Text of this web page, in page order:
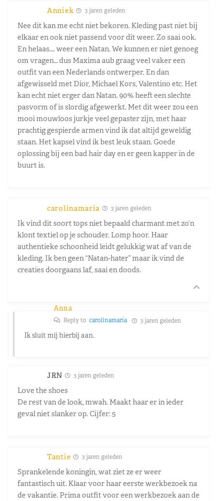
Anniek 3 jaren geleden
Nee dit kan me echt niet bekoren. Kleding past niet bij
elkaar en ook niet passend voor dit weer. Zo saai ook.
En helaas…. weer een Natan. We kunnen er niet genoeg
om vragen… dus Maxima aub graag veel vaker een
outfit van een Nederlands ontwerper. En dan
afgewisseld met Dior, Michael Kors, Valentino etc. Het
kan echt niet erger dan Natan. 90% heeft een slechte
pasvorm of is slordig afgewerkt. Met dit weer zou een
mooi mouwloos jurkje veel gepaster zijn, met haar
prachtig gespierde armen vind ik dat altijd geweldig
staan. Het kapsel vind ik best leuk staan. Goede
oplossing bij een bad hair day en er geen kapper in de
buurt is.
carolinamaria 3 jaren geleden
Ik vind dit soort tops niet bepaald charmant met zo’n
klont textiel op je schouder. Lomp hoor. Haar
authentieke schoonheid leidt gelukkig wat af van de
kleding. Ik ben geen “Natan-hater” maar ik vind de
creaties doorgaans laf, saai en doods.
Anna
Reply to carolinamaria 3 jaren geleden
Ik sluit mij hierbij aan.
JRN 3 jaren geleden
Love the shoes
De rest van de look, mwah. Maakt haar er in ieder
geval niet slanker op. Cijfer: 5
Tantie 3 jaren geleden
Sprankelende koningin, wat ziet ze er weer
fantastisch uit. Klaar voor haar eerste werkbezoek na
de vakantie. Prima outfit voor een werkbezoek aan de